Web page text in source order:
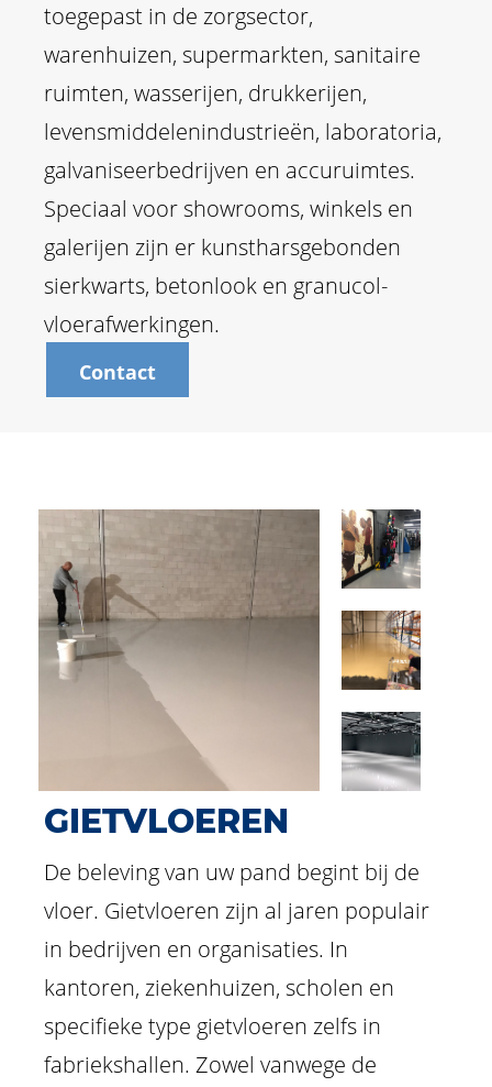
toegepast in de zorgsector,
warenhuizen, supermarkten, sanitaire
ruimten, wasserijen, drukkerijen,
levensmiddelenindustrieën, laboratoria,
galvaniseerbedrijven en accuruimtes.
Speciaal voor showrooms, winkels en
galerijen zijn er kunstharsgebonden
sierkwarts, betonlook en granucol-
vloerafwerkingen.
Contact
GIETVLOEREN
De beleving van uw pand begint bij de
vloer. Gietvloeren zijn al jaren populair
in bedrijven en organisaties. In
kantoren, ziekenhuizen, scholen en
specifieke type gietvloeren zelfs in
fabriekshallen. Zowel vanwege de